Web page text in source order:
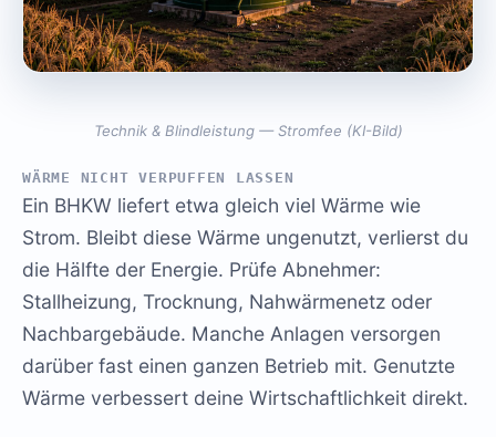
Technik & Blindleistung — Stromfee (KI-Bild)
WÄRME NICHT VERPUFFEN LASSEN
Ein BHKW liefert etwa gleich viel Wärme wie
Strom. Bleibt diese Wärme ungenutzt, verlierst du
die Hälfte der Energie. Prüfe Abnehmer:
Stallheizung, Trocknung, Nahwärmenetz oder
Nachbargebäude. Manche Anlagen versorgen
darüber fast einen ganzen Betrieb mit. Genutzte
Wärme verbessert deine Wirtschaftlichkeit direkt.